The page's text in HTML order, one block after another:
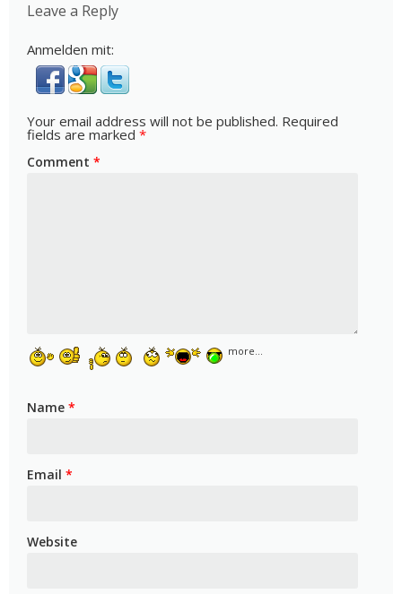
Leave a Reply
Anmelden mit:
Your email address will not be published. Required
fields are marked *
Comment *
more...
Name *
Email *
Website